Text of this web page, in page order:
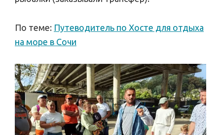
По теме: Путеводитель по Хосте для отдыха
на море в Сочи